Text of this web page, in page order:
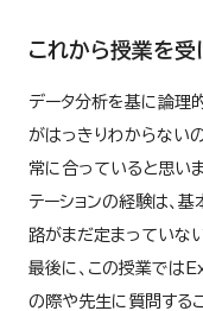
これから授業を受
データ分析を基に論理
がはっきりわからない
常に合っていると思い
テーションの経験は、
路がまだ定まっていな
最後に、この授業では
の際や先生に質問する